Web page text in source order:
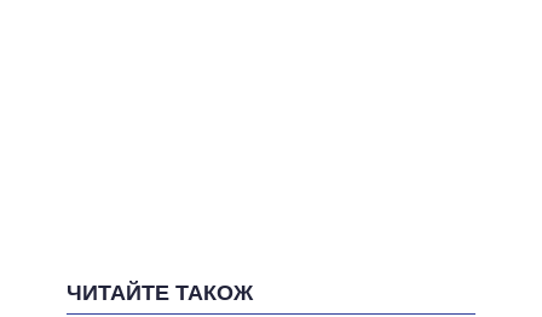
ЧИТАЙТЕ ТАКОЖ